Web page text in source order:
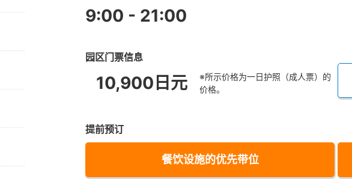
9:00 - 21:00
园区门票信息
10,900日元
※所示价格为一日护照（成人票）的
价格。
提前预订
餐饮设施的优先带位